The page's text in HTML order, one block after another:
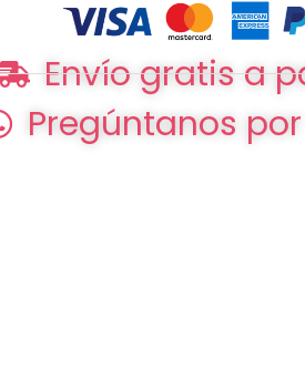
Envío gratis a
Pregúntanos